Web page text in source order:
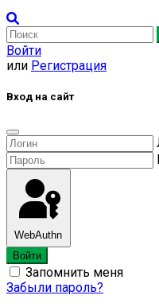
Войти
или Регистрация
Вход на сайт
WebAuthn
Войти
Запомнить меня
Забыли пароль?